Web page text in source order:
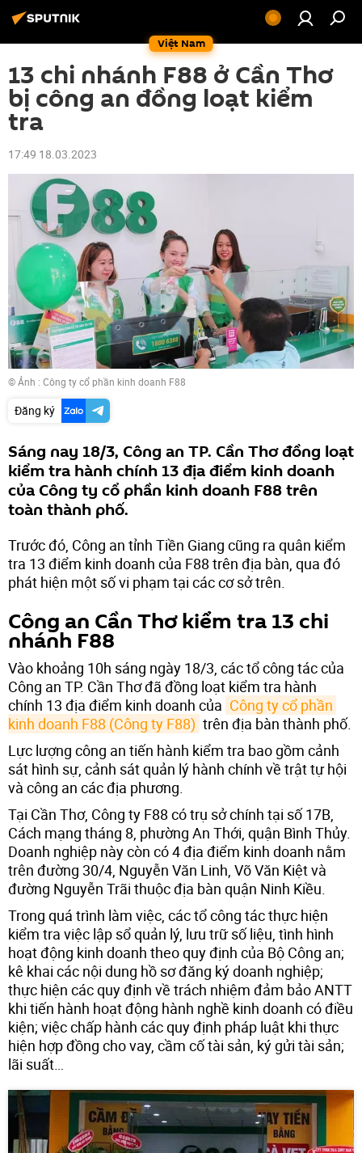
Việt Nam
13 chi nhánh F88 ở Cần Thơ
bị công an đồng loạt kiểm
tra
17:49 18.03.2023
© Ảnh : Công ty cổ phần kinh doanh F88
Đăng ký
Sáng nay 18/3, Công an TP. Cần Thơ đồng loạt
kiểm tra hành chính 13 địa điểm kinh doanh
của Công ty cổ phần kinh doanh F88 trên
toàn thành phố.
Trước đó, Công an tỉnh Tiền Giang cũng ra quân kiểm
tra 13 điểm kinh doanh của F88 trên địa bàn, qua đó
phát hiện một số vi phạm tại các cơ sở trên.
Công an Cần Thơ kiểm tra 13 chi
nhánh F88
Vào khoảng 10h sáng ngày 18/3, các tổ công tác của
Công an TP. Cần Thơ đã đồng loạt kiểm tra hành
chính 13 địa điểm kinh doanh của Công ty cổ phần
kinh doanh F88 (Công ty F88) trên địa bàn thành phố.
Lực lượng công an tiến hành kiểm tra bao gồm cảnh
sát hình sự, cảnh sát quản lý hành chính về trật tự hội
và công an các địa phương.
Tại Cần Thơ, Công ty F88 có trụ sở chính tại số 17B,
Cách mạng tháng 8, phường An Thới, quận Bình Thủy.
Doanh nghiệp này còn có 4 địa điểm kinh doanh nằm
trên đường 30/4, Nguyễn Văn Linh, Võ Văn Kiệt và
đường Nguyễn Trãi thuộc địa bàn quận Ninh Kiều.
Trong quá trình làm việc, các tổ công tác thực hiện
kiểm tra việc lập sổ quản lý, lưu trữ số liệu, tình hình
hoạt động kinh doanh theo quy định của Bộ Công an;
kê khai các nội dung hồ sơ đăng ký doanh nghiệp;
thực hiện các quy định về trách nhiệm đảm bảo ANTT
khi tiến hành hoạt động hành nghề kinh doanh có điều
kiện; việc chấp hành các quy định pháp luật khi thực
hiện hợp đồng cho vay, cầm cố tài sản, ký gửi tài sản;
lãi suất…